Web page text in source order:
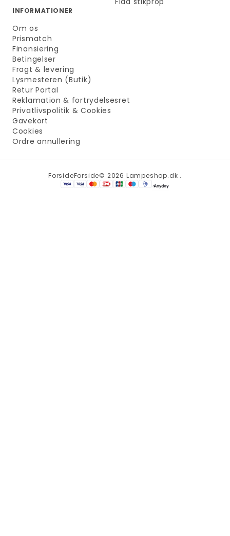
INFORMATIONER
Om os
Prismatch
Finansiering
Betingelser
Fragt & levering
Lysmesteren (Butik)
Retur Portal
Reklamation & fortrydelsesret
Privatlivspolitik & Cookies
Gavekort
Cookies
Ordre annullering
ForsideForside© 2026 Lampeshop.dk .